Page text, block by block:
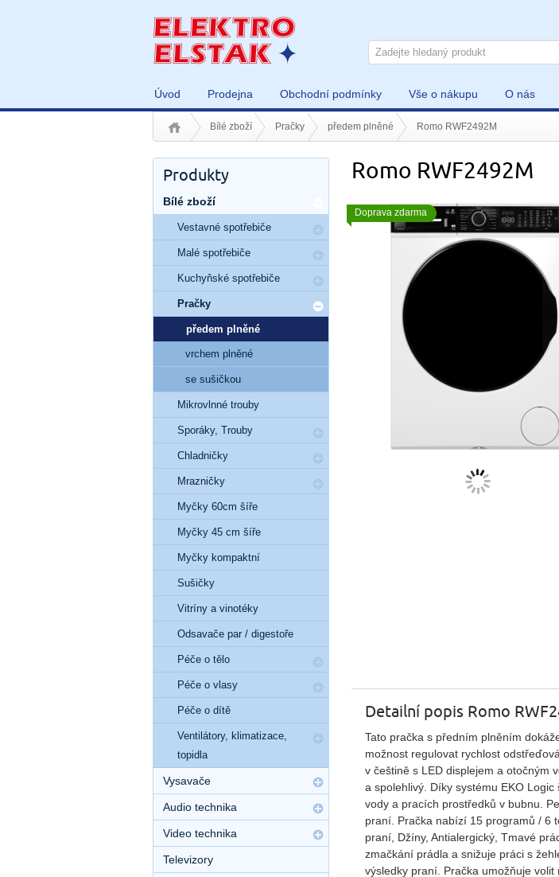
Úvod Prodejna Obchodní podmínky Vše o nákupu O nás
Bílé zboží Pračky předem plněné Romo RWF2492M
Romo RWF2492M
Doprava zdarma
Detailní popis Romo
Tato pračka s předním plněním
možnost regulovat rychlost
v češtině s LED displejem a otočným
a spolehlivý. Díky systému EKO
vody a pracích prostředků v bubnu.
praní. Pračka nabízí 15 programů / 6
praní, Džíny, Antialergický, Tmavé
zmačkání prádla a snižuje práci s
výsledky praní. Pračka umožňuje
Produkty
Bílé zboží
Vestavné spotřebiče
Malé spotřebiče
Kuchyňské spotřebiče
Pračky
předem plněné
vrchem plněné
se sušičkou
Mikrovlnné trouby
Sporáky, Trouby
Chladničky
Mrazničky
Myčky 60cm šíře
Myčky 45 cm šíře
Myčky kompaktní
Sušičky
Vitríny a vinotéky
Odsavače par / digestoře
Péče o tělo
Péče o vlasy
Péče o dítě
Ventilátory, klimatizace,
topidla
Vysavače
Audio technika
Video technika
Televizory